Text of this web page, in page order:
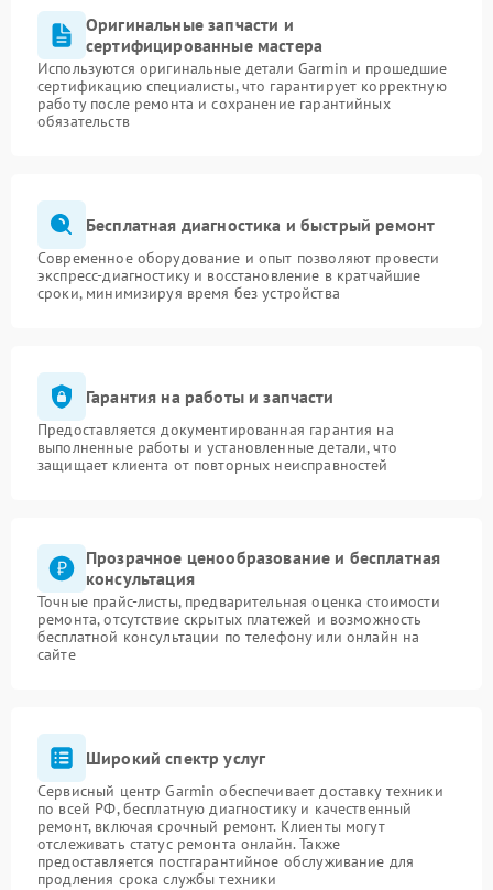
Оригинальные запчасти и
сертифицированные мастера
Используются оригинальные детали Garmin и прошедшие
сертификацию специалисты, что гарантирует корректную
работу после ремонта и сохранение гарантийных
обязательств
Бесплатная диагностика и быстрый ремонт
Современное оборудование и опыт позволяют провести
экспресс-диагностику и восстановление в кратчайшие
сроки, минимизируя время без устройства
Гарантия на работы и запчасти
Предоставляется документированная гарантия на
выполненные работы и установленные детали, что
защищает клиента от повторных неисправностей
Прозрачное ценообразование и бесплатная
консультация
Точные прайс-листы, предварительная оценка стоимости
ремонта, отсутствие скрытых платежей и возможность
бесплатной консультации по телефону или онлайн на
сайте
Широкий спектр услуг
Сервисный центр Garmin обеспечивает доставку техники
по всей РФ, бесплатную диагностику и качественный
ремонт, включая срочный ремонт. Клиенты могут
отслеживать статус ремонта онлайн. Также
предоставляется постгарантийное обслуживание для
продления срока службы техники